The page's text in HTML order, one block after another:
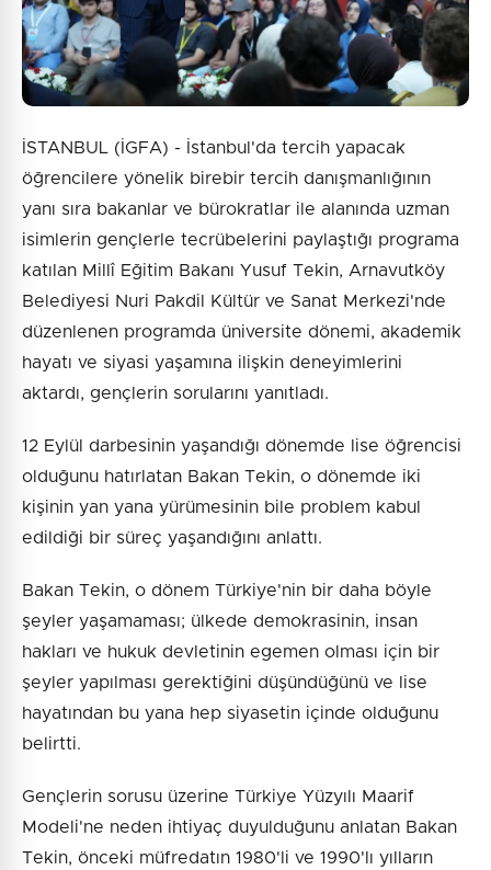
İSTANBUL (İGFA) - İstanbul'da tercih yapacak
öğrencilere yönelik birebir tercih danışmanlığının
yanı sıra bakanlar ve bürokratlar ile alanında uzman
isimlerin gençlerle tecrübelerini paylaştığı programa
katılan Millî Eğitim Bakanı Yusuf Tekin, Arnavutköy
Belediyesi Nuri Pakdil Kültür ve Sanat Merkezi'nde
düzenlenen programda üniversite dönemi, akademik
hayatı ve siyasi yaşamına ilişkin deneyimlerini
aktardı, gençlerin sorularını yanıtladı.
12 Eylül darbesinin yaşandığı dönemde lise öğrencisi
olduğunu hatırlatan Bakan Tekin, o dönemde iki
kişinin yan yana yürümesinin bile problem kabul
edildiği bir süreç yaşandığını anlattı.
Bakan Tekin, o dönem Türkiye'nin bir daha böyle
şeyler yaşamaması; ülkede demokrasinin, insan
hakları ve hukuk devletinin egemen olması için bir
şeyler yapılması gerektiğini düşündüğünü ve lise
hayatından bu yana hep siyasetin içinde olduğunu
belirtti.
Gençlerin sorusu üzerine Türkiye Yüzyılı Maarif
Modeli'ne neden ihtiyaç duyulduğunu anlatan Bakan
Tekin, önceki müfredatın 1980'li ve 1990'lı yılların